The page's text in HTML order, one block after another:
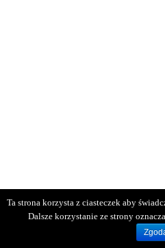
Ta strona korzysta z ciasteczek aby
Dalsze korzystanie ze strony